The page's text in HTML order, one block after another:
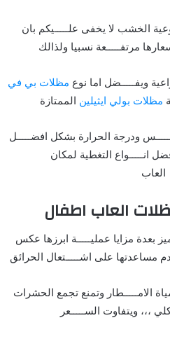
الخشب لا يخفى علـــــيكم بان
مرتفـــــعة نسبيا ولذالك
ويفـــــضل اما نوع مظلات بي في
مظلات بولي ايثيلين الممتازة
ودرجة الحرارة بشكل افضـــــل
انـــــواع التغطية لمكان
العاب
العاب اطفال
بعدة مزايا عمليـــــة ابرزها عكس
مساعدتها على اشـــــتعال الحرائق
الامـــــطار وتمنع تجمع الحشرات
،،، ويتفاوت الســـــعر